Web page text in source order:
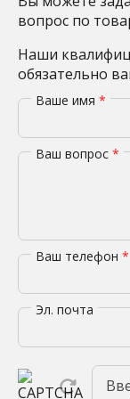
вопрос по
Наши
обязательно
Ваше имя *
Ваш вопрос *
Ваш телефон *
Эл. почта